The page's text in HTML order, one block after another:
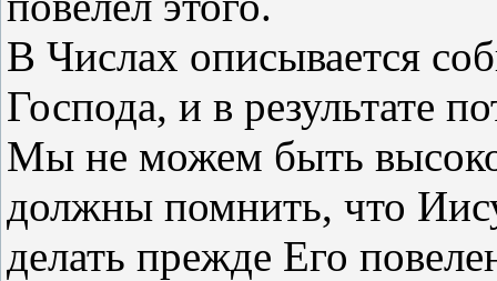
В Числах описывается
Господа, и в результате
Мы не можем быть
должны помнить, что
делать прежде Его